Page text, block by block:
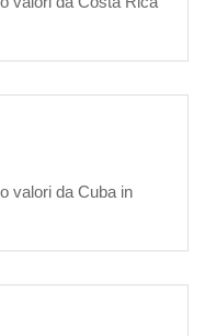
valori da Cuba in